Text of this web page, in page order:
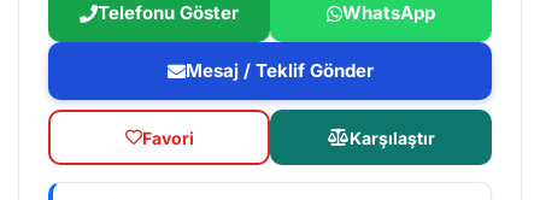
Telefonu Göster WhatsApp
Mesaj / Teklif Gönder
Favori Karşılaştır